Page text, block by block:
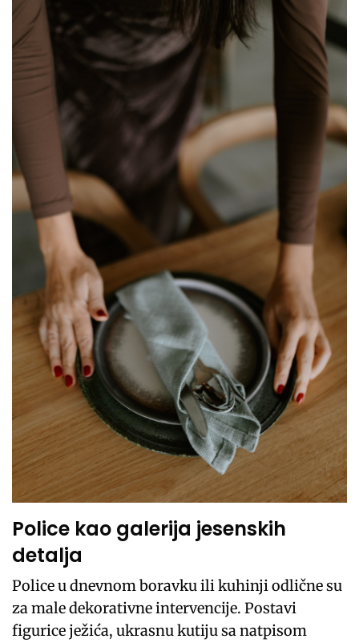
Police kao galerija jesenskih
detalja
Police u dnevnom boravku ili kuhinji odlične su
za male dekorativne intervencije. Postavi
figurice ježića, ukrasnu kutiju sa natpisom